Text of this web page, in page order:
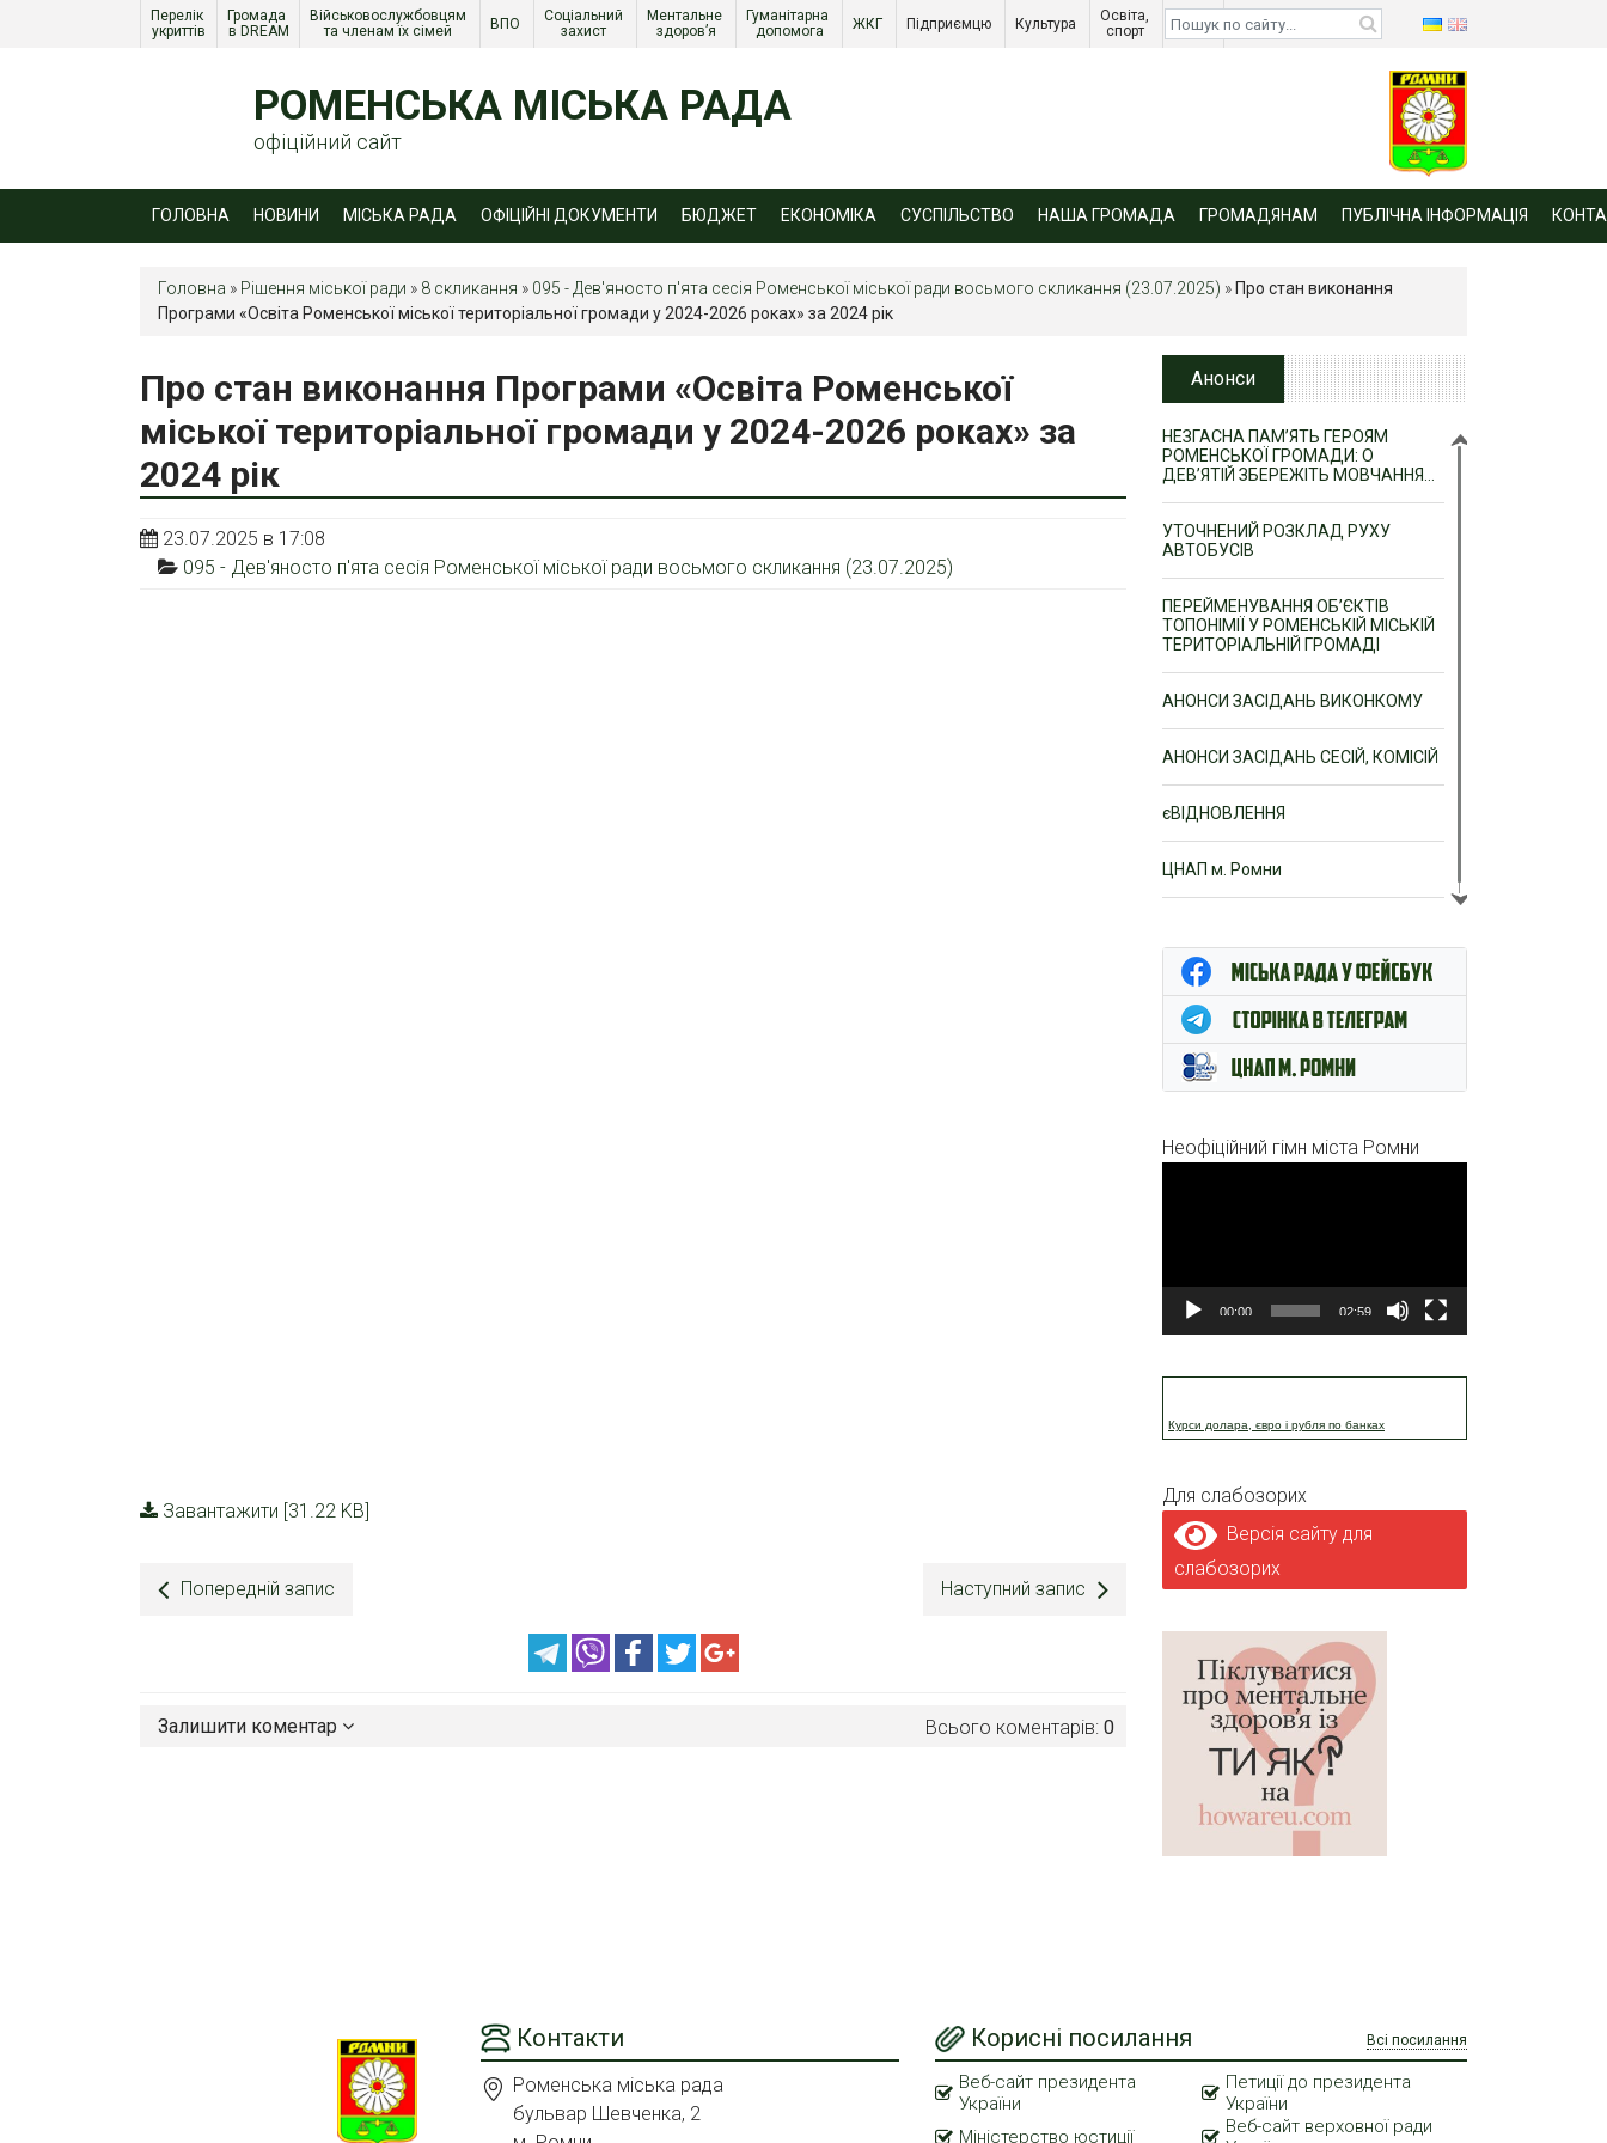
Перелік
укриттів
Громада
в DREAM
Військовослужбовцям
та членам їх сімей
ВПО
Соціальний
захист
Ментальне
здоров’я
Гуманітарна
допомога
ЖКГ Підприємцю Культура
Освіта,
спорт
Діти
війни
РОМЕНСЬКА МІСЬКА РАДА
офіційний сайт
ГОЛОВНА НОВИНИ МІСЬКА РАДА ОФІЦІЙНІ ДОКУМЕНТИ БЮДЖЕТ ЕКОНОМІКА СУСПІЛЬСТВО НАША ГРОМАДА ГРОМАДЯНАМ ПУБЛІЧНА ІНФОРМАЦІЯ
Головна » Рішення міської ради » 8 скликання » 095 - Дев'яносто п'ята сесія Роменської міської ради восьмого скликання (23.07.2025) » Про стан виконання
Програми «Освіта Роменської міської територіальної громади у 2024-2026 роках» за 2024 рік
Про стан виконання Програми «Освіта Роменської
міської територіальної громади у 2024-2026 роках» за
2024 рік
23.07.2025 в 17:08
095 - Дев'яносто п'ята сесія Роменської міської ради восьмого скликання (23.07.2025)
Завантажити [31.22 KB]
Попередній запис Наступний запис
Всього коментарів: 0
Залишити коментар
Анонси
НЕЗГАСНА ПАМ’ЯТЬ ГЕРОЯМ
РОМЕНСЬКОЇ ГРОМАДИ: О
ДЕВ’ЯТІЙ ЗБЕРЕЖІТЬ МОВЧАННЯ…
УТОЧНЕНИЙ РОЗКЛАД РУХУ
АВТОБУСІВ
ПЕРЕЙМЕНУВАННЯ ОБ’ЄКТІВ
ТОПОНІМІЇ У РОМЕНСЬКІЙ МІСЬКІЙ
ТЕРИТОРІАЛЬНІЙ ГРОМАДІ
АНОНСИ ЗАСІДАНЬ ВИКОНКОМУ
АНОНСИ ЗАСІДАНЬ СЕСІЙ, КОМІСІЙ
єВІДНОВЛЕННЯ
ЦНАП м. Ромни
Неофіційний гімн міста Ромни
00:00 02:59
Курси долара, євро і рубля по банках
Для слабозорих
Версія сайту для
слабозорих
Контакти
Роменська міська рада
бульвар Шевченка, 2
Корисні посилання Всі посилання
Веб-сайт президента
України
Петиції до президента
України
Міністерство юстиції
Веб-сайт верховної ради